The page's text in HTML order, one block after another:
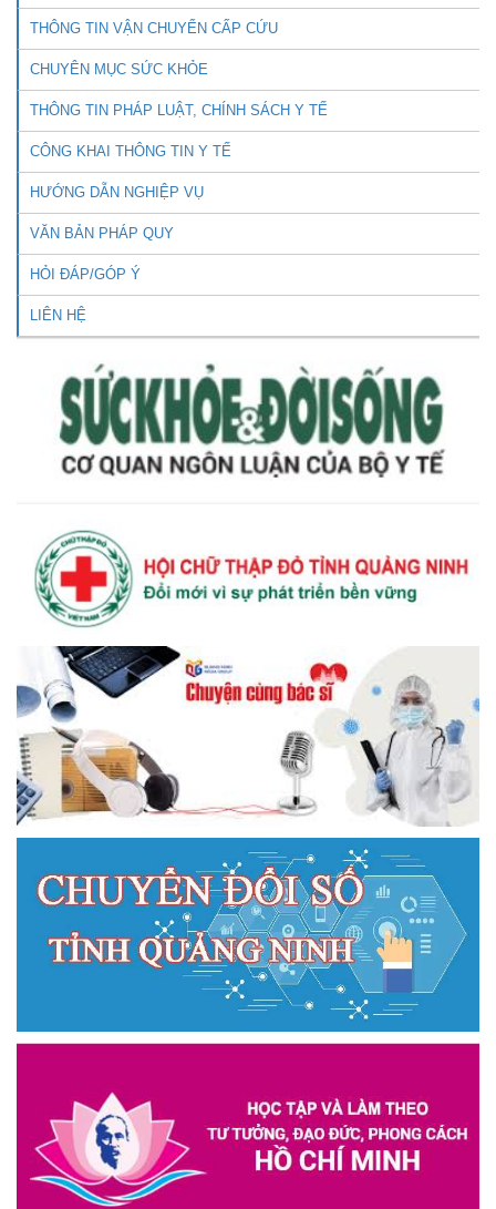
THÔNG TIN VẬN CHUYỂN CẤP CỨU
CHUYÊN MỤC SỨC KHỎE
THÔNG TIN PHÁP LUẬT, CHÍNH SÁCH Y TẾ
CÔNG KHAI THÔNG TIN Y TẾ
HƯỚNG DẪN NGHIỆP VỤ
VĂN BẢN PHÁP QUY
HỎI ĐÁP/GÓP Ý
LIÊN HỆ